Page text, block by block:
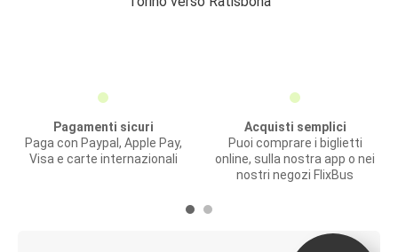
Pagamenti sicuri
Paga con Paypal, Apple Pay,
Visa e carte internazionali
Acquisti semplici
Puoi comprare i biglietti
online, sulla nostra app o nei
nostri negozi FlixBus